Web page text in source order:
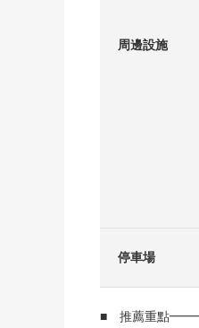
周邊設施
停車場
■ 推薦重點